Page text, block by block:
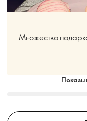
Множество